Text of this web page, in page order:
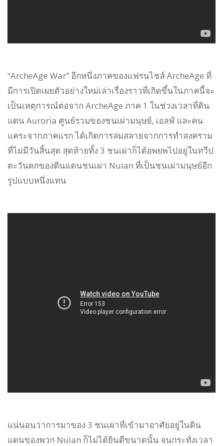
“ArcheAge War” อีกหนึ่งภาคของแฟรนไชส์ ArcheAge ที่
มีการเปิดเผยตัวอย่างใหม่เล่าเรื่องราวที่เกิดขึ้นในภาคนี้จะ
เป็นเหตุการณ์ต่อจาก ArcheAge ภาค 1 ในช่วงเวลาที่ดิน
แดน Auroria ศูนย์รวมของชนเผ่ามนุษย์, เอลฟ์ และคน
แคระจากภาคแรก ได้เกิดการล่มสลายจากการทำสงคราม
ที่ไม่มีวันสิ้นสุด สุดท้ายทั้ง 3 ชนเผ่าก็ได้อพยพไปอยู่ในทวีป
ตะวันตกของดินแดนชนเผ่า Nuian ที่เป็นชนเผ่ามนุษย์อีก
รูปแบบหนึ่งแทน
แน่นอนว่าการมาของ 3 ชนเผ่าที่เข้ามาอาศัยอยู่ในดิน
แดนของพวก Nuian ก็ไม่ได้ยินดีขนาดนั้น จนกระทั่งเวลา